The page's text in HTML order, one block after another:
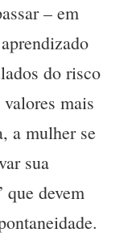
– em
do risco
mais
a mulher se
sua
que devem